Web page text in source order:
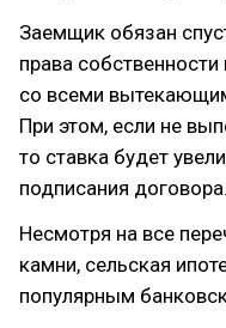
Заемщик обязан
права
со всеми
При этом, если не
то ставка будет
подписания
Несмотря на все
камни, сельская
популярным